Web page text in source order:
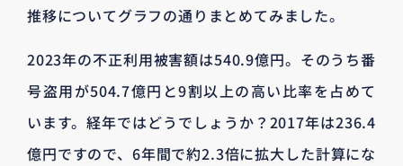
推移についてグラフの通りまとめてみました。
2023年の不正利用被害額は540.9億円。そのうち番
号盗用が504.7億円と9割以上の高い比率を占めて
います。経年ではどうでしょうか？2017年は236.4
億円ですので、6年間で約2.3倍に拡大した計算にな